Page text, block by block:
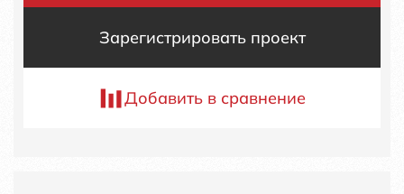
Зарегистрировать проект
Добавить в сравнение